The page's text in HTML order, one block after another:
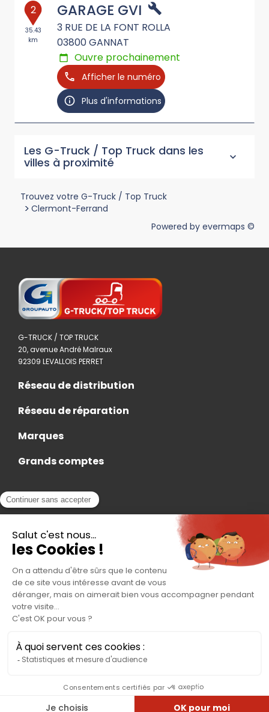
2
35.43
km
GARAGE GVI
3 RUE DE LA FONT ROLLA
03800GANNAT
Ouvre prochainement
Afficher le numéro
Plus d'informations
Les G-Truck / Top Truck dans les
villes à proximité
Trouvez votre G-Truck / Top Truck
> Clermont-Ferrand
Powered by evermaps ©
G-TRUCK / TOP TRUCK
20, avenue André Malraux
92309 LEVALLOIS PERRET
Réseau de distribution
Réseau de réparation
Marques
Grands comptes
Actualités
Contact
Accès Adhérent